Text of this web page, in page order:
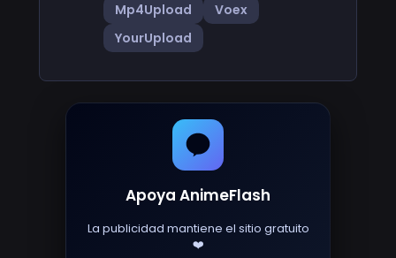
Mp4Upload
Voex
YourUpload
Apoya AnimeFlash
La publicidad mantiene el sitio gratuito
❤️